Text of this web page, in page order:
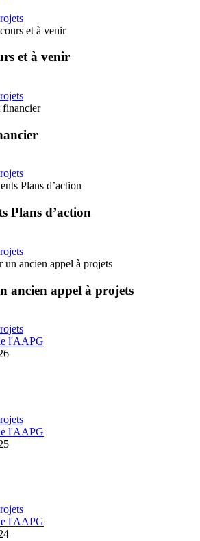
et à venir
et à venir
financier
Plans d’action
Plans d’action
un ancien appel à projets
ancien appel à projets
l'AAPG
l'AAPG
l'AAPG